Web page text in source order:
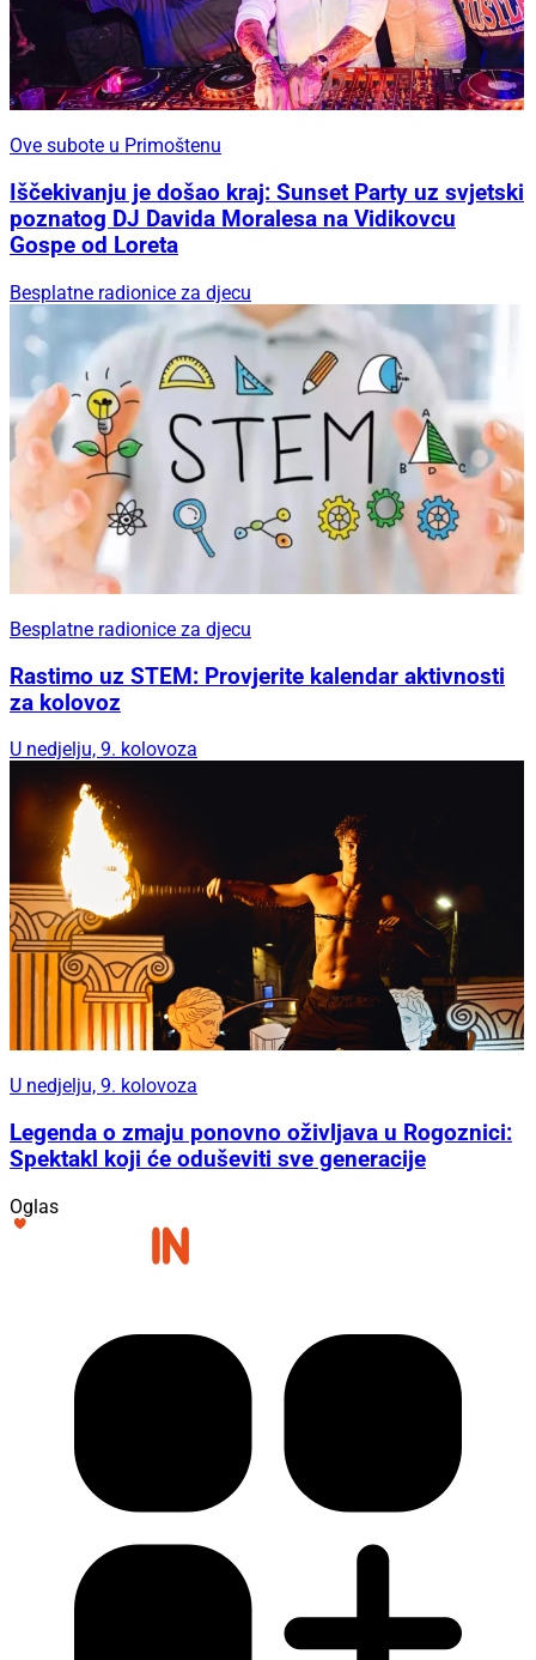
Ove subote u Primoštenu
Iščekivanju je došao kraj: Sunset Party uz svjetski
poznatog DJ Davida Moralesa na Vidikovcu
Gospe od Loreta
Besplatne radionice za djecu
Besplatne radionice za djecu
Rastimo uz STEM: Provjerite kalendar aktivnosti
za kolovoz
U nedjelju, 9. kolovoza
U nedjelju, 9. kolovoza
Legenda o zmaju ponovno oživljava u Rogoznici:
Spektakl koji će oduševiti sve generacije
Oglas